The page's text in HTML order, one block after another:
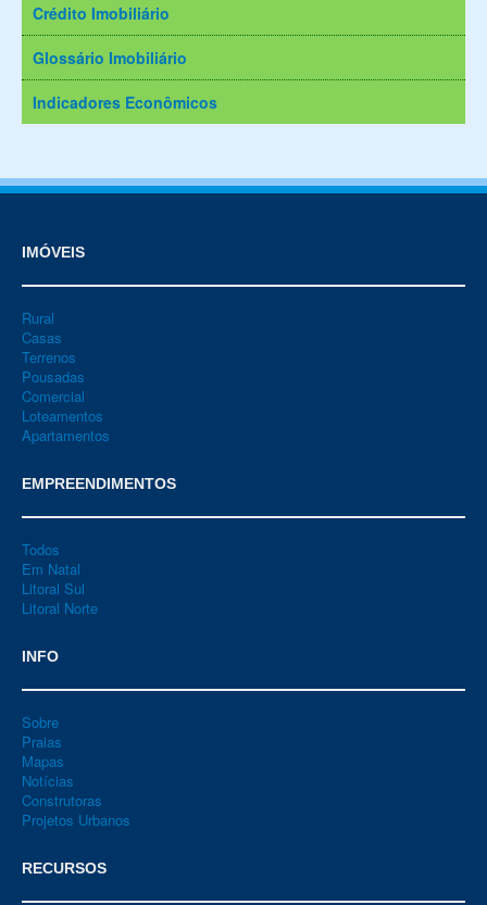
Crédito Imobiliário
Glossário Imobiliário
Indicadores Econômicos
IMÓVEIS
Rural
Casas
Terrenos
Pousadas
Comercial
Loteamentos
Apartamentos
EMPREENDIMENTOS
Todos
Em Natal
Litoral Sul
Litoral Norte
INFO
Sobre
Praias
Mapas
Notícias
Construtoras
Projetos Urbanos
RECURSOS